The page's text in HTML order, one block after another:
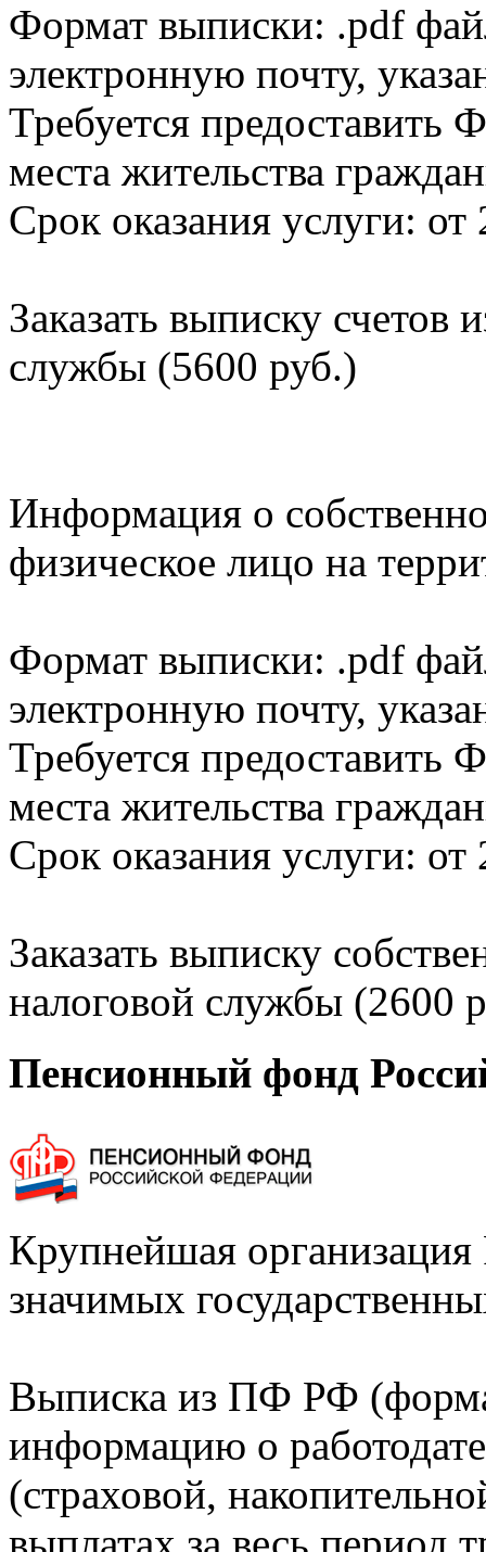
Формат выписки: .pdf
электронную почту,
Требуется
места жительства
Срок оказания услуги: от
Заказать выписку счетов
службы (5600 руб.)
Информация о
физическое лицо на
Формат выписки: .pdf
электронную почту,
Требуется
места жительства
Срок оказания услуги: от
Заказать выписку
налоговой службы (2600
Пенсионный фонд
Крупнейшая
значимых
Выписка из ПФ РФ
информацию о
(страховой,
выплатах за весь период